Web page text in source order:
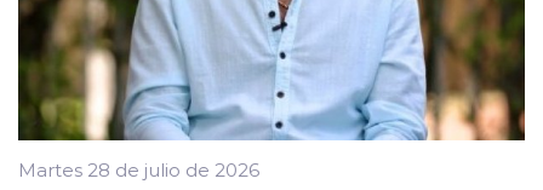
Martes 28 de julio de 2026